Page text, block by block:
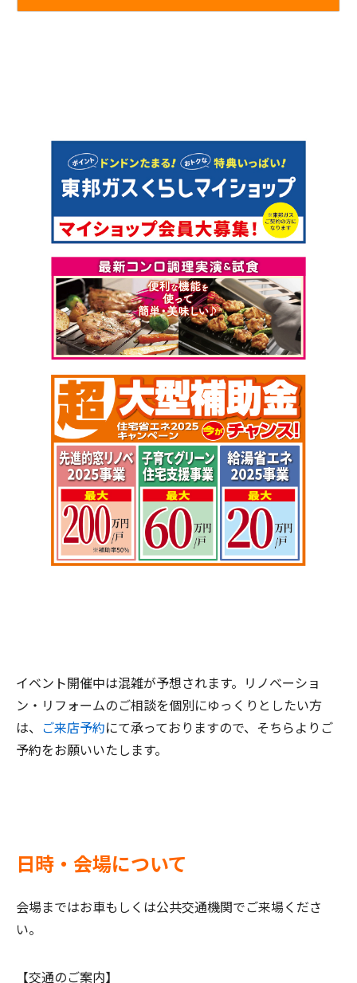
イベント開催中は混雑が予想されます。リノベーショ
ン・リフォームのご相談を個別にゆっくりとしたい方
は、 ご来店予約にて承っておりますので、そちらよりご
予約をお願いいたします。
日時・会場について
会場まではお車もしくは公共交通機関でご来場くださ
い。
【交通のご案内】